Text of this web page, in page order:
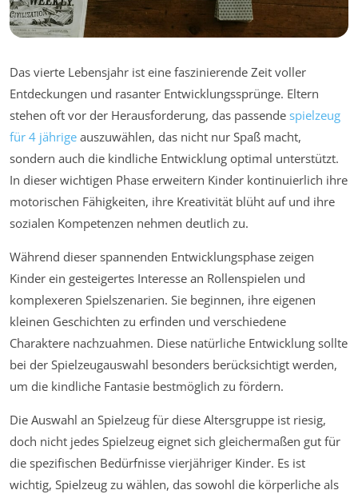
Das vierte Lebensjahr ist eine faszinierende Zeit voller
Entdeckungen und rasanter Entwicklungssprünge. Eltern
stehen oft vor der Herausforderung, das passende spielzeug
für 4 jährige auszuwählen, das nicht nur Spaß macht,
sondern auch die kindliche Entwicklung optimal unterstützt.
In dieser wichtigen Phase erweitern Kinder kontinuierlich ihre
motorischen Fähigkeiten, ihre Kreativität blüht auf und ihre
sozialen Kompetenzen nehmen deutlich zu.
Während dieser spannenden Entwicklungsphase zeigen
Kinder ein gesteigertes Interesse an Rollenspielen und
komplexeren Spielszenarien. Sie beginnen, ihre eigenen
kleinen Geschichten zu erfinden und verschiedene
Charaktere nachzuahmen. Diese natürliche Entwicklung sollte
bei der Spielzeugauswahl besonders berücksichtigt werden,
um die kindliche Fantasie bestmöglich zu fördern.
Die Auswahl an Spielzeug für diese Altersgruppe ist riesig,
doch nicht jedes Spielzeug eignet sich gleichermaßen gut für
die spezifischen Bedürfnisse vierjähriger Kinder. Es ist
wichtig, Spielzeug zu wählen, das sowohl die körperliche als